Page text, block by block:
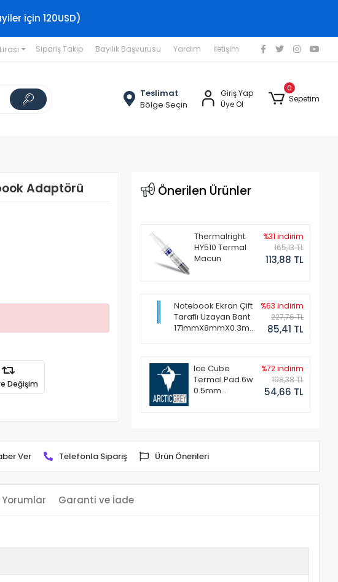
için 120USD)
Sipariş Takip Bayilik Başvurusu Yardım İletişim
Teslimat
Bölge Seçin
Giriş Yap
Üye Ol
0
Sepetim
Adaptörü
Değişim
Önerilen Ürünler
Thermalright
HY510 Termal
Macun
%31 indirim
165,13 TL
113,88 TL
Notebook Ekran Çift
Taraflı Uzayan Bant
171mmX8mmX0.3mm
%63 indirim
227,76 TL
85,41 TL
Ice Cube
Termal Pad 6w
0.5mm
%72 indirim
198,38 TL
54,66 TL
Ver Telefonla Sipariş Ürün Önerileri
Yorumlar Garanti ve İade